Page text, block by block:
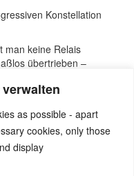
as possible - apart
cookies, only those
display
Konstellation
man keine Relais
übertrieben –
und
genommen wird, würde
– er ist schon
Marco erfasst